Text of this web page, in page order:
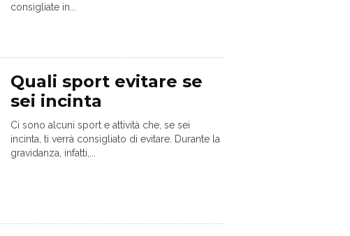
consigliate in...
Quali sport evitare se
sei incinta
Ci sono alcuni sport e attività che, se sei
incinta, ti verrà consigliato di evitare. Durante la
gravidanza, infatti,...